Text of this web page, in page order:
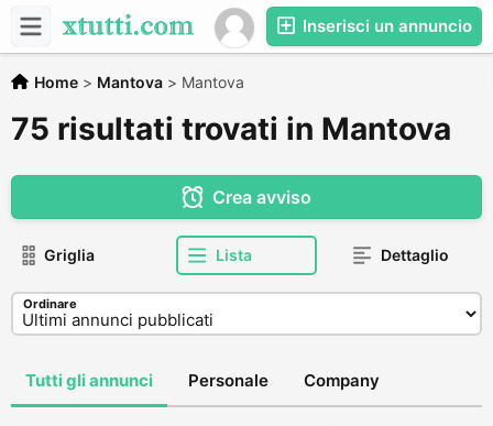
Inserisci un annuncio
Home > Mantova > Mantova
75 risultati trovati in Mantova
Crea avviso
Griglia Lista Dettaglio
Ordinare
Tutti gli annunci Personale Company